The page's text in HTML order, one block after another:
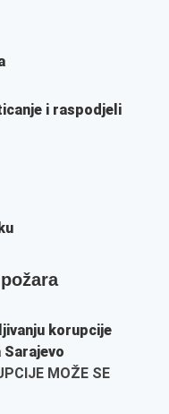
i raspodjeli
korupcije
MOŽE SE